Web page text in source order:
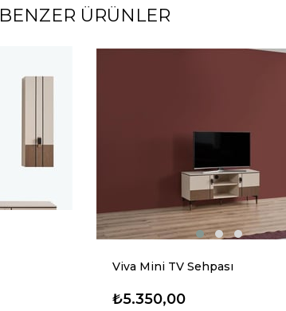
BENZER ÜRÜNLER
Viva Mini TV Sehpası
₺5.350,00